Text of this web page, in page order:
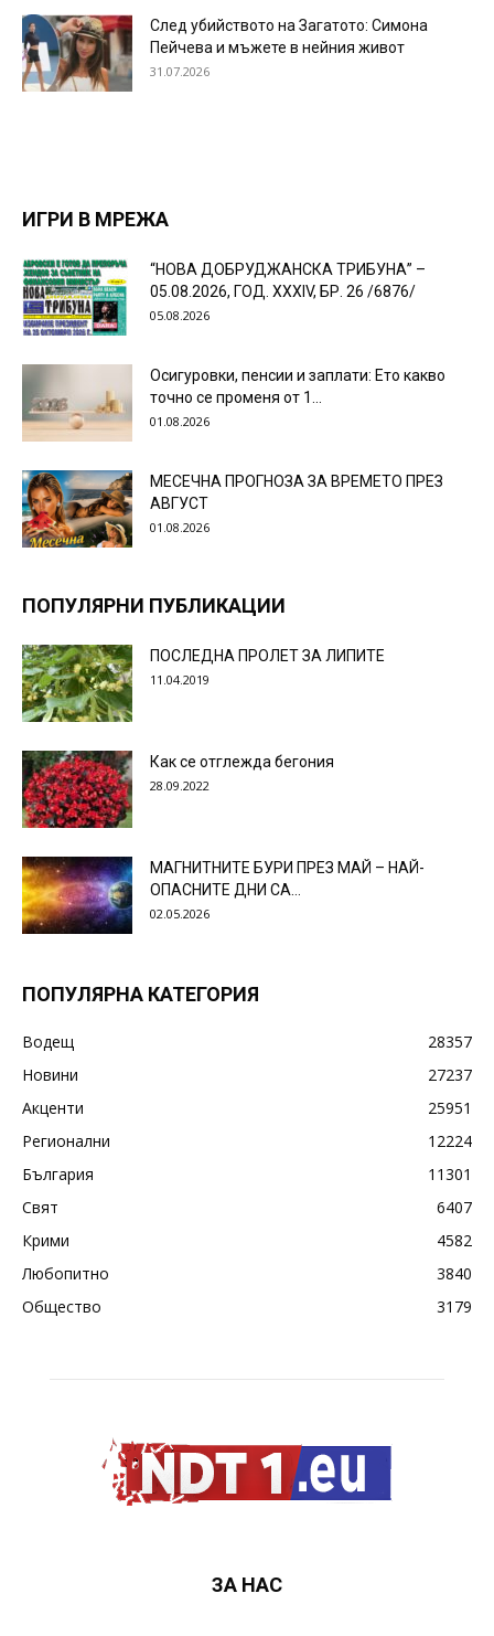
След убийството на Загатото: Симона
Пейчева и мъжете в нейния живот
31.07.2026
ИГРИ В МРЕЖА
“НОВА ДОБРУДЖАНСКА ТРИБУНА” –
05.08.2026, ГОД. XXХIV, БР. 26 /6876/
05.08.2026
Осигуровки, пенсии и заплати: Ето какво
точно се променя от 1...
01.08.2026
МЕСЕЧНА ПРОГНОЗА ЗА ВРЕМЕТО ПРЕЗ
АВГУСТ
01.08.2026
ПОПУЛЯРНИ ПУБЛИКАЦИИ
ПОСЛЕДНА ПРОЛЕТ ЗА ЛИПИТЕ
11.04.2019
Как се отглежда бегония
28.09.2022
МАГНИТНИТЕ БУРИ ПРЕЗ МАЙ – НАЙ-
ОПАСНИТЕ ДНИ СА…
02.05.2026
ПОПУЛЯРНА КАТЕГОРИЯ
Водещ
28357
Новини
27237
Акценти
25951
Регионални
12224
България
11301
Свят
6407
Крими
4582
Любопитно
3840
Общество
3179
ЗА НАС